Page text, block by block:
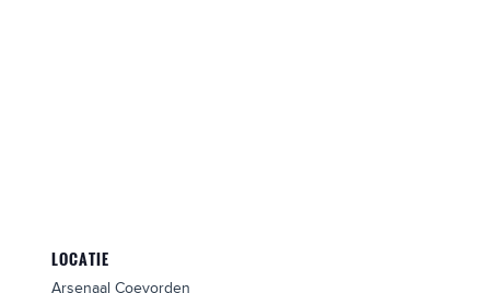
LOCATIE
Arsenaal Coevorden